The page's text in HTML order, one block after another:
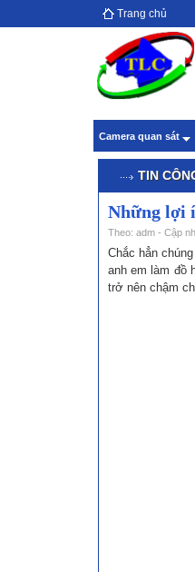
Trang chủ
Camera quan sát
TIN
Những lợi
Theo: adm - Cập
Chắc hẳn
anh em làm đồ
trở nên chậm